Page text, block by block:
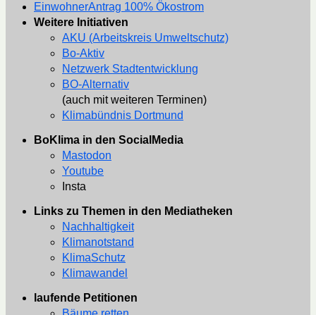
EinwohnerAntrag 100% Ökostrom
Weitere Initiativen
AKU (Arbeitskreis Umweltschutz)
Bo-Aktiv
Netzwerk Stadtentwicklung
BO-Alternativ
(auch mit weiteren Terminen)
Klimabündnis Dortmund
BoKlima in den SocialMedia
Mastodon
Youtube
Insta
Links zu Themen in den Mediatheken
Nachhaltigkeit
Klimanotstand
KlimaSchutz
Klimawandel
laufende Petitionen